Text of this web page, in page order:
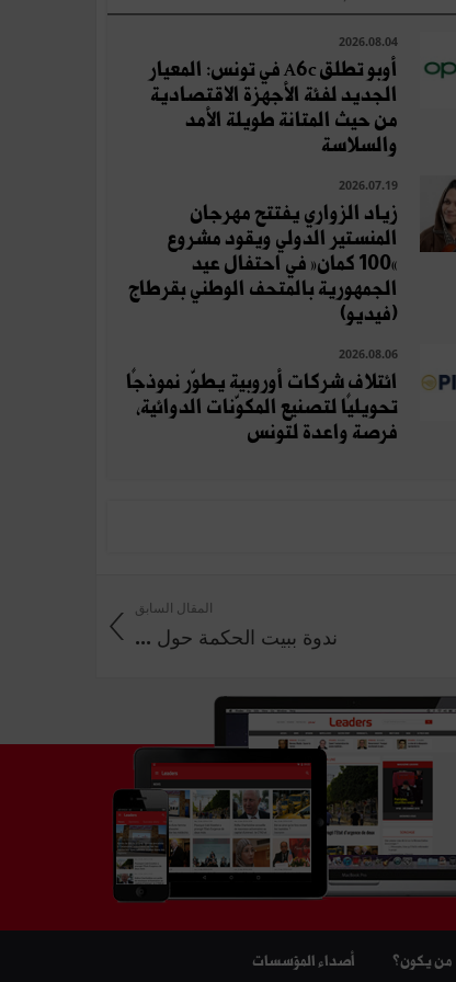
2026.08.04
أوبو تطلق A6c في تونس: المعيار
الجديد لفئة الأجهزة الاقتصادية
من حيث المتانة طويلة الأمد
والسلاسة
2026.07.19
زياد الزواري يفتتح مهرجان
المنستير الدولي ويقود مشروع
«100 كمان» في احتفال عيد
الجمهورية بالمتحف الوطني بقرطاج
(فيديو)
2026.08.06
ائتلاف شركات أوروبية يطوّر نموذجًا
تحويليًا لتصنيع المكوّنات الدوائية،
فرصة واعدة لتونس
المقال السابق
ندوة ببيت الحكمة حول ...
من يكون؟ أصداء المؤسسات